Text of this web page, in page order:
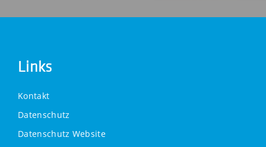
Links
Kontakt
Datenschutz
Datenschutz Website